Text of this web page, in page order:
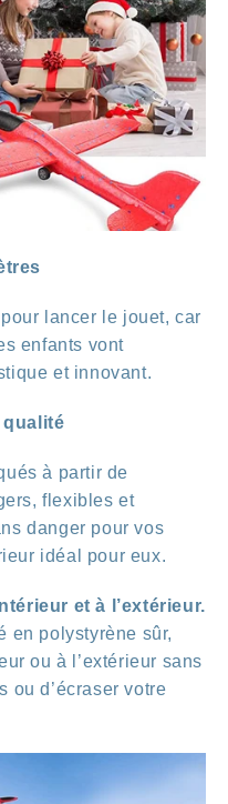
lancer le jouet, car
enfants vont
et innovant.
qualité
à partir de
flexibles et
danger pour vos
idéal pour eux.
et à l’extérieur.
en polystyrène sûr,
ou à l’extérieur sans
ou d’écraser votre